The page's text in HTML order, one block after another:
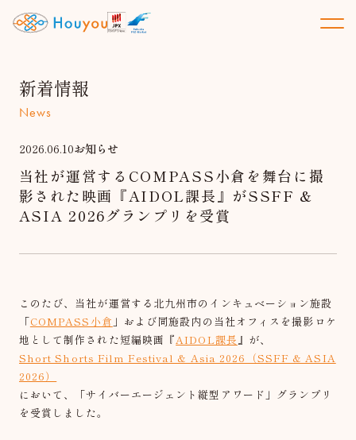
新着情報
News
2026.06.10お知らせ
当社が運営するCOMPASS小倉を舞台に撮
影された映画『AIDOL課長』がSSFF &
ASIA 2026グランプリを受賞
このたび、当社が運営する北九州市のインキュベーション施設
「COMPASS小倉 」および同施設内の当社オフィスを撮影ロケ
地として制作された短編映画『AIDOL課長』が、
Short Shorts Film Festival & Asia 2026（SSFF & ASIA
2026）
において、「サイバーエージェント縦型アワード」グランプリ
を受賞しました。